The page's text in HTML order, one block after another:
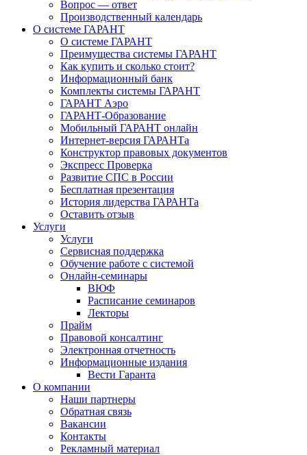
Вопрос — ответ
Производственный календарь
О системе ГАРАНТ
О системе ГАРАНТ
Преимущества системы ГАРАНТ
Как купить и сколько стоит?
Информационный банк
Комплекты системы ГАРАНТ
ГАРАНТ Аэро
ГАРАНТ-Образование
Мобильный ГАРАНТ онлайн
Интернет-версия ГАРАНТа
Конструктор правовых документов
Экспресс Проверка
Развитие СПС в России
Бесплатная презентация
История лидерства ГАРАНТа
Оставить отзыв
Услуги
Услуги
Сервисная поддержка
Обучение работе с системой
Онлайн-семинары
ВЮФ
Расписание семинаров
Лекторы
Прайм
Правовой консалтинг
Электронная отчетность
Информационные издания
Вести Гаранта
О компании
Наши партнеры
Обратная связь
Вакансии
Контакты
Рекламный материал